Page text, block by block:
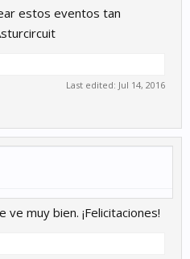
estos eventos tan
Last edited: Jul 14, 2016
muy bien. ¡Felicitaciones!